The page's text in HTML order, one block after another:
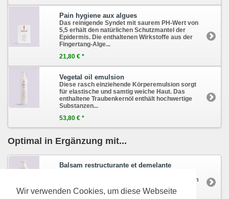
Wir verwenden Cookies, um diese Webseite
Pain hygiene aux algues
Das reinigende Syndet mit saurem PH-Wert von
5,5 erhält den natürlichen Schutzmantel der
Epidermis. Die enthaltenen Wirkstoffe aus der
Fingertang-Alge...
21,80 € *
Vegetal oil emulsion
Diese rasch einziehende Körperemulsion sorgt
für elastische und samtig weiche Haut. Das
enthaltene Traubenkernöl enthält hochwertige
Substanzen...
53,80 € *
Optimal in Ergänzung mit...
Balsam restructurante et demelante
für das Haar. Er pflegt das Haar und verleiht ihm
Samtigkeit...